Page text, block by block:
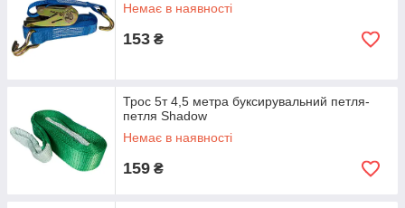
Немає в наявності
153 ₴
Трос 5т 4,5 метра буксирувальний петля-
петля Shadow
Немає в наявності
159 ₴